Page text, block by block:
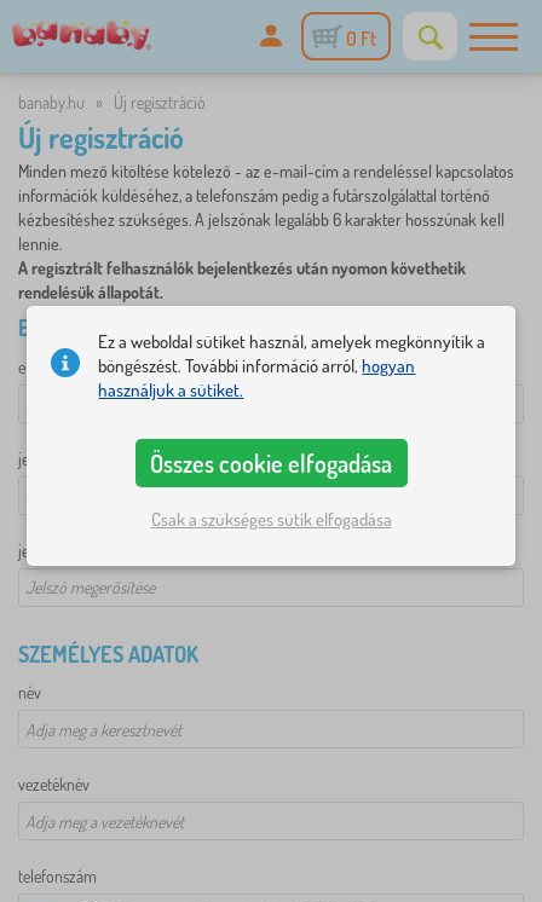
0 Ft
banaby.hu » Új regisztráció
Új regisztráció
Minden mező kitöltése kötelező - az e-mail-cím a rendeléssel kapcsolatos
információk küldéséhez, a telefonszám pedig a futárszolgálattal történő
kézbesítéshez szükséges. A jelszónak legalább 6 karakter hosszúnak kell
lennie.
A regisztrált felhasználók bejelentkezés után nyomon követhetik
rendelésük állapotát.
BEJELENTKEZÉSI ADATOK
e-mail
jelszó
jelszó újra
SZEMÉLYES ADATOK
név
vezetéknév
telefonszám
Ez a weboldal sütiket használ, amelyek megkönnyítik a
böngészést. További információ arról,hogyan
használjuk a sütiket.
Összes cookie elfogadása
Csak a szükséges sütik elfogadása